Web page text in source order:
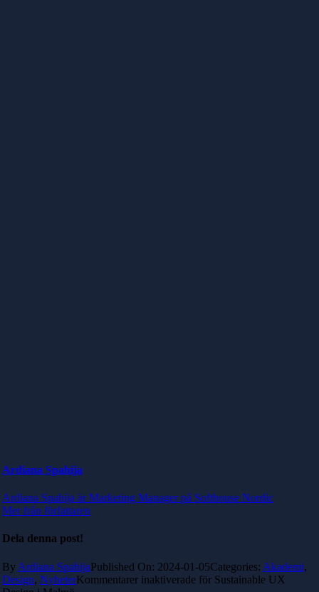
Ardiana Spahija
Ardiana Spahija är Marketing Manager på Softhouse Nordic
Mer från författaren
Dela denna post!
By Ardiana SpahijaPublished On: 2024-01-05Categories: Akademi,
Design, NyheterKommentarer inaktiverade för Sustainable UX